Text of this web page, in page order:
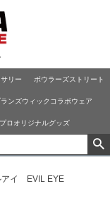
リー ボウラーズストリート
ランズウィックコラボウェア
プロオリジナルグッズ
アイ EVIL EYE